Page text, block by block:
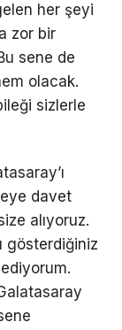
her şeyi
zor bir
sene de
olacak.
sizlerle
davet
alıyoruz.
gösterdiğiniz